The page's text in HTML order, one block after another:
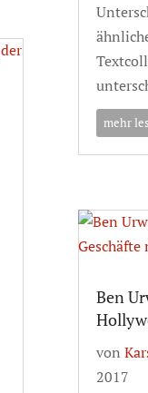
mehr
Ben
von
2017